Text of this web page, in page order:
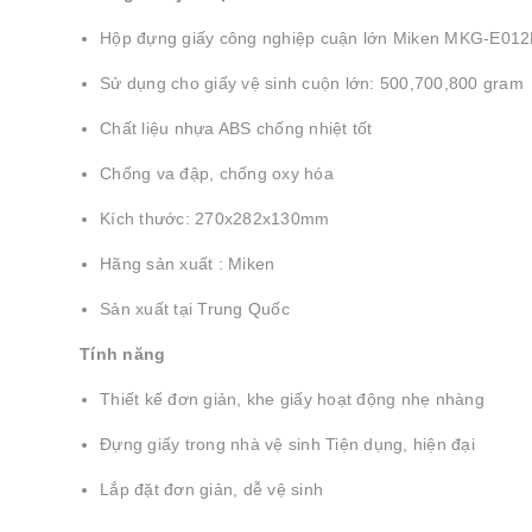
Hộp đựng giấy công nghiệp cuận lớn Miken MKG-
Sử dụng cho giấy vệ sinh cuộn lớn: 500,700,800 gram
Chất liệu nhựa ABS chống nhiệt tốt
Chống va đập, chống oxy hóa
Kích thước: 270x282x130mm
Hãng sản xuất : Miken
Sản xuất tại Trung Quốc
Tính năng
Thiết kế đơn giản, khe giấy hoạt động nhẹ nhàng
Đựng giấy trong nhà vệ sinh Tiện dụng, hiện đại
Lắp đặt đơn giản, dễ vệ sinh